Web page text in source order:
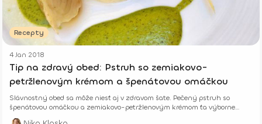
Recepty
4 Jan 2018
Tip na zdravý obed: Pstruh so zemiakovo-
petržlenovým krémom a špenátovou omáčkou
Slávnostný obed sa môže niesť aj v zdravom šate. Pečený pstruh so
špenátovou omáčkou a zemiakovo-petržlenovým krémom ťa výborne
zasýti.